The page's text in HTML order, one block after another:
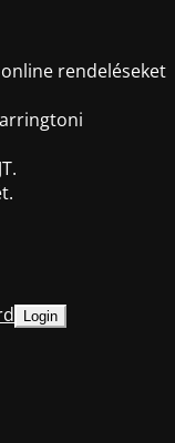
rendeléseket